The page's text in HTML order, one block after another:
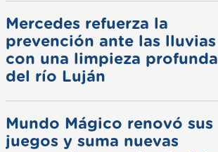
Mercedes refuerza la
prevención ante las lluvias
con una limpieza profunda
del río Luján
Mundo Mágico renovó sus
juegos y suma nuevas